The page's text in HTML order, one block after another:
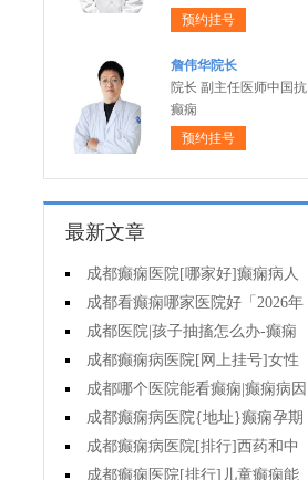
预约挂号
詹伟华院长
院长 副主任医师中国抗
癫痫
预约挂号
最新文章
成都癫痫医院[哪家好]癫痫病人
一定要注意哪些护理问题?
成都看癫痫哪家医院好「2026年
度公布」这些常见的食物能帮助癫
痫治疗!
成都医院|孩子抽搐怎么办-癫痫
性精神障碍的护理措施有哪些?
成都癫痫病医院[网上挂号]女性
癫痫治疗方法有哪些?
成都哪个医院能看癫痫|癫痫病因
治疗?成都癫痫病医院{地址}癫痫孕期
要留意什么?
成都癫痫病医院[排行]西药和中
药治羊癫疯哪个好?
成都癫痫医院[排行]儿童癫痫能